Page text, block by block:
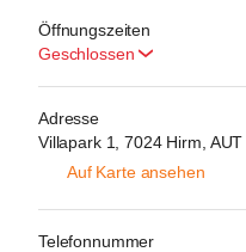
Öffnungszeiten
Geschlossen
Adresse
Villapark 1, 7024 Hirm, AUT
Auf Karte ansehen
Telefonnummer